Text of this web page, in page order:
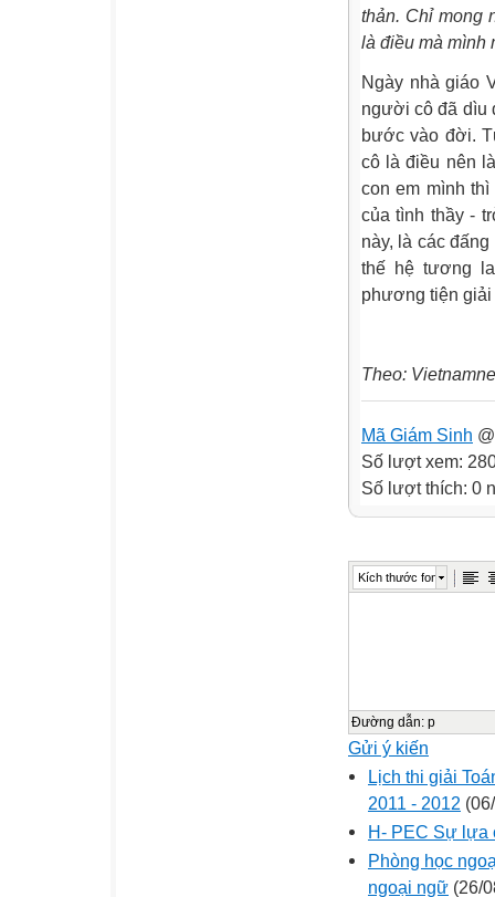
thản. Chỉ mong
là điều mà mình
Ngày nhà giáo
người cô đã dìu
bước vào đời.
cô là điều nên
con em mình
của tình thầy -
này, là các
thế hệ tương
phương tiện giải
Theo:
Mã Giám Sinh
Số lượt xem:
Số lượt thích: 0
Kích thước font
Đường dẫn: p
Gửi ý kiến
Lịch thi giải
2011 - 2012
H- PEC Sự lựa
Phòng học
ngoại ngữ (26/